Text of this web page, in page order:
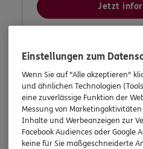
Jetzt
Einstellungen zum
Wenn Sie auf "Alle akzeptieren"
und ähnlichen Technologien
eine zuverlässige Funktion der
Messung von
Inhalte und Werbeanzeigen zur
Facebook Audiences oder Google
keine für Sie maßgeschneiderte